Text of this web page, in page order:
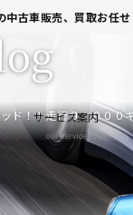
古車販売、買取お任
サービス案内
our service
ド！！走行９．０００